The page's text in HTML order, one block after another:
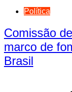
Política
Comissão
marco de
Brasil